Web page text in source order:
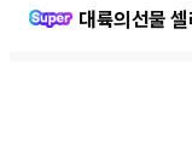
대륙의선물